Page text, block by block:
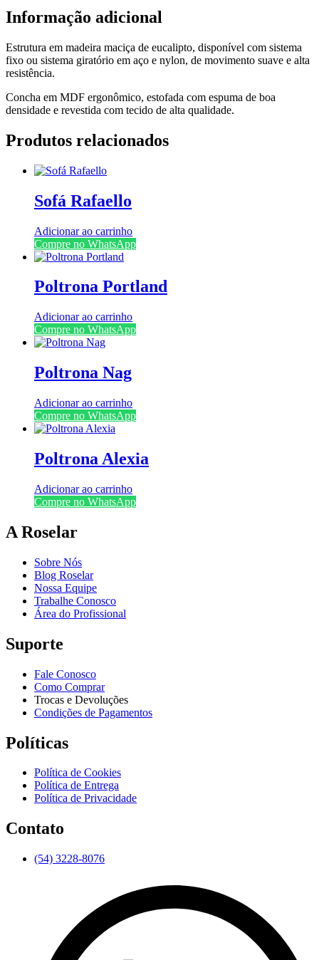
Informação adicional
Estrutura em madeira maciça de eucalipto, disponível com sistema
fixo ou sistema giratório em aço e nylon, de movimento suave e alta
resistência.
Concha em MDF ergonômico, estofada com espuma de boa
densidade e revestida com tecido de alta qualidade.
Produtos relacionados
Sofá Rafaello
Adicionar ao carrinho
Compre no WhatsApp
Poltrona Portland
Adicionar ao carrinho
Compre no WhatsApp
Poltrona Nag
Adicionar ao carrinho
Compre no WhatsApp
Poltrona Alexia
Adicionar ao carrinho
Compre no WhatsApp
A Roselar
Sobre Nós
Blog Roselar
Nossa Equipe
Trabalhe Conosco
Área do Profissional
Suporte
Fale Conosco
Como Comprar
Trocas e Devoluções
Condições de Pagamentos
Políticas
Política de Cookies
Política de Entrega
Política de Privacidade
Contato
(54) 3228-8076